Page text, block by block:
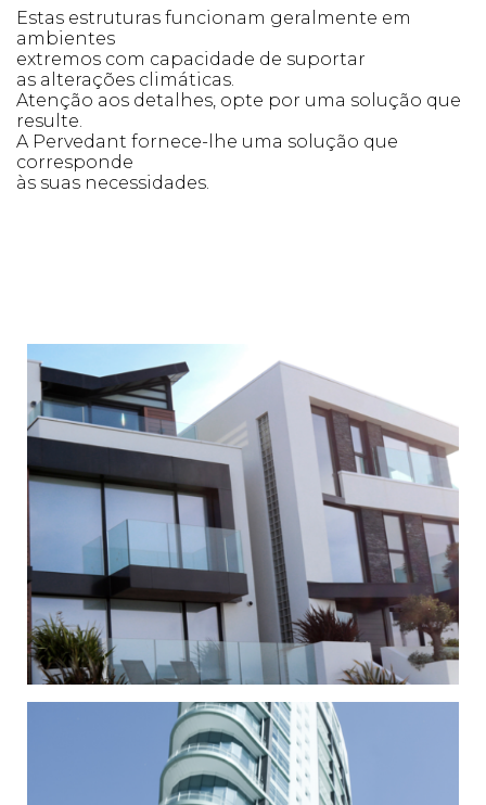
Estas estruturas funcionam geralmente em
ambientes
extremos com capacidade de suportar
as alterações climáticas.
Atenção aos detalhes, opte por uma solução que
resulte.
A Pervedant fornece-lhe uma solução que
corresponde
às suas necessidades.